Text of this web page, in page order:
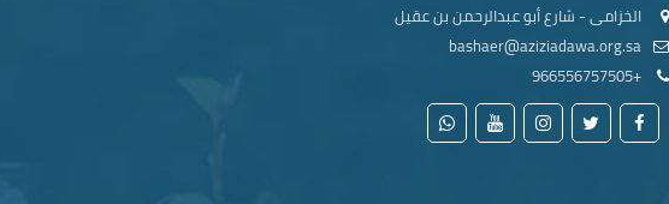
الخزامى - شارع أبو عبدالرحمن بن عقيل
+966556757505